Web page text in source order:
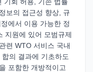
보의 접근성 향상, 규
에서 이용 가능한 정
지원에 있어 모범규제
련 WTO 서비스 국내
의 결과에 기초하도
포함한 개방적이고